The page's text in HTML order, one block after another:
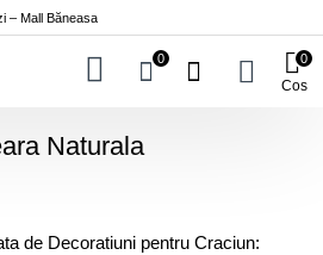
– Mall Băneasa
0
Cos
0
Naturala
de Decoratiuni pentru Craciun: